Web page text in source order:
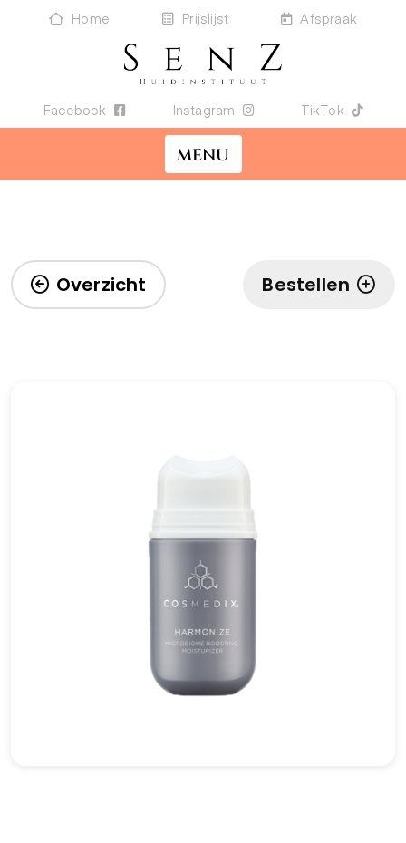
Home Prijslijst Afspraak
Facebook Instagram TikTok
MENU
Overzicht Bestellen